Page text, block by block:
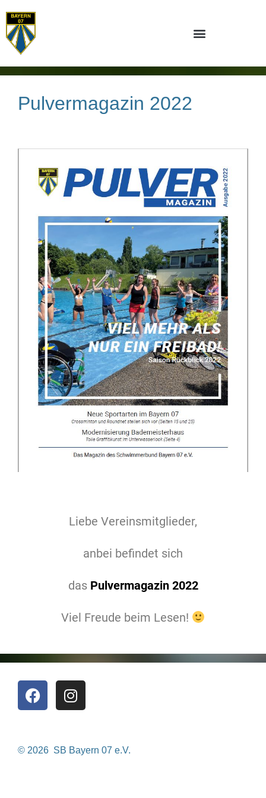
Pulvermagazin 2022
Liebe Vereinsmitglieder,
anbei befindet sich
das Pulvermagazin 2022
Viel Freude beim Lesen!
© 2026 SB Bayern 07 e.V.